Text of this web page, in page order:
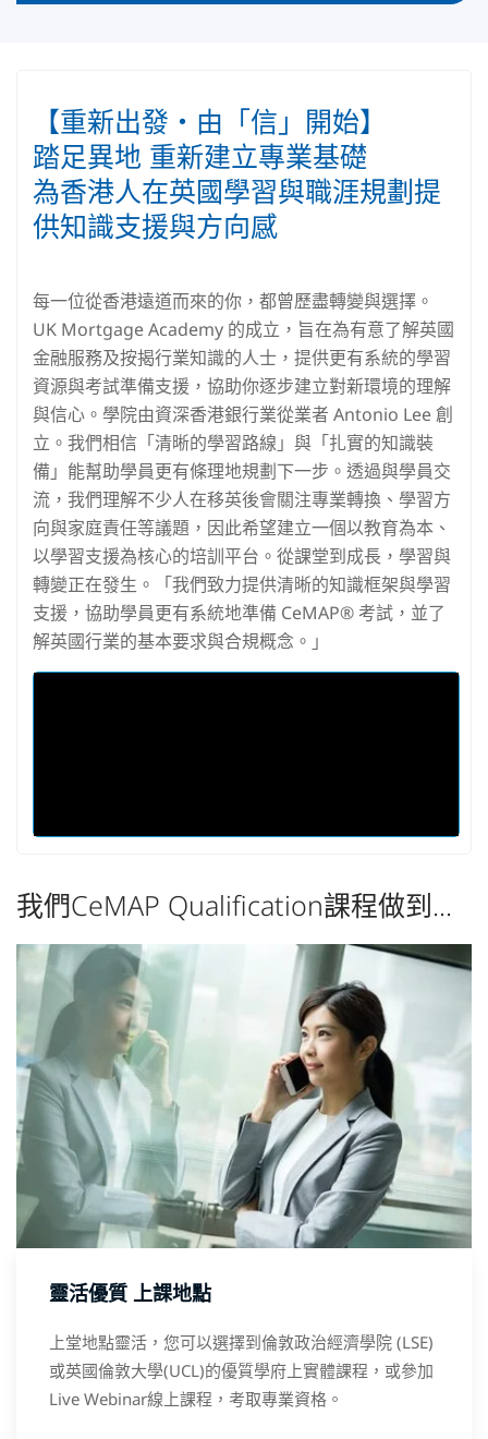
【重新出發‧由「信」開始】
踏足異地 重新建立專業基礎
為香港人在英國學習與職涯規劃提
供知識支援與方向感
每一位從香港遠道而來的你，都曾歷盡轉變與選擇。
UK Mortgage Academy 的成立，旨在為有意了解英國
金融服務及按揭行業知識的人士，提供更有系統的學習
資源與考試準備支援，協助你逐步建立對新環境的理解
與信心。學院由資深香港銀行業從業者 Antonio Lee 創
立。我們相信「清晰的學習路線」與「扎實的知識裝
備」能幫助學員更有條理地規劃下一步。透過與學員交
流，我們理解不少人在移英後會關注專業轉換、學習方
向與家庭責任等議題，因此希望建立一個以教育為本、
以學習支援為核心的培訓平台。從課堂到成長，學習與
轉變正在發生。「我們致力提供清晰的知識框架與學習
支援，協助學員更有系統地準備 CeMAP® 考試，並了
解英國行業的基本要求與合規概念。」
我們CeMAP Qualification課程做到...
靈活優質 上課地點
上堂地點靈活，您可以選擇到倫敦政治經濟學院 (LSE)
或英國倫敦大學(UCL)的優質學府上實體課程，或參加
Live Webinar線上課程，考取專業資格。